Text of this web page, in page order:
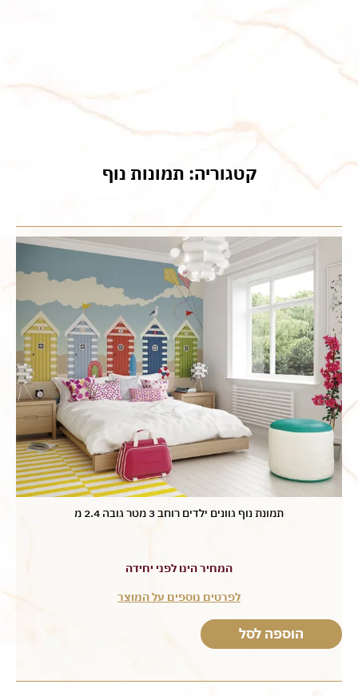
קטגוריה: תמונות נוף
תמונת נוף גוונים ילדים רוחב 3 מטר גובה 2.4 מ
המחיר הינו לפני יחידה
לפרטים נוספים על המוצר
הוספה לסל